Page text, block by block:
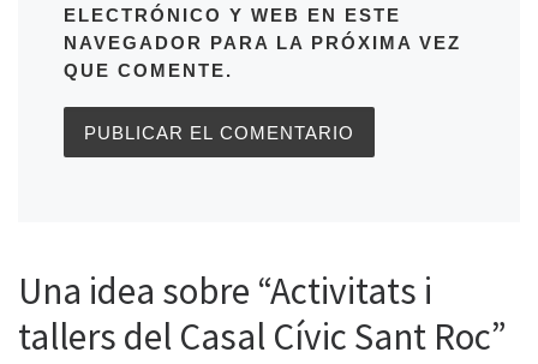
ELECTRÓNICO Y WEB EN ESTE
NAVEGADOR PARA LA PRÓXIMA VEZ
QUE COMENTE.
Una idea sobre “Activitats i
tallers del Casal Cívic Sant Roc”